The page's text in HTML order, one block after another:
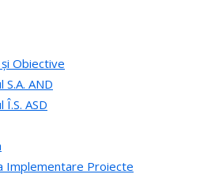
Obiective
S.A. AND
Î.S. ASD
Implementare Proiecte